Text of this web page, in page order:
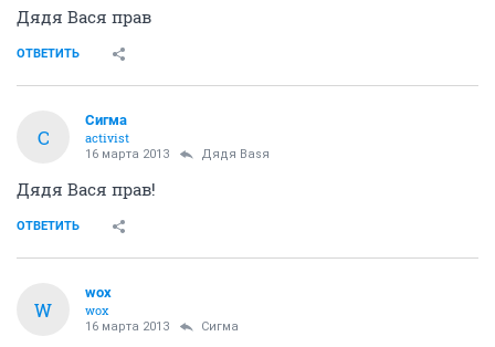
Дядя Вася прав
ОТВЕТИТЬ
С
Сигма
activist
16 марта 2013 Дядя Ваsя
Дядя Вася прав!
ОТВЕТИТЬ
W
wox
wox
16 марта 2013 Сигма